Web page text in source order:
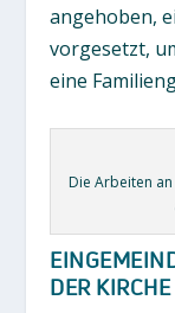
angehoben,
vorgesetzt,
eine
Die Arbeiten
DER KIRCHE